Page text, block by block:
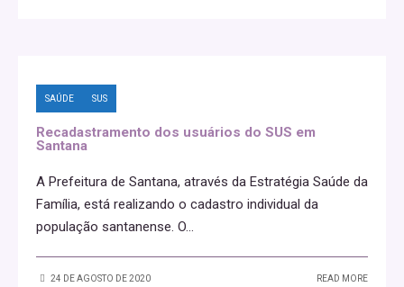
SAÚDE SUS
Recadastramento dos usuários do SUS em
Santana
A Prefeitura de Santana, através da Estratégia Saúde da
Família, está realizando o cadastro individual da
população santanense. O...
24 DE AGOSTO DE 2020 READ MORE